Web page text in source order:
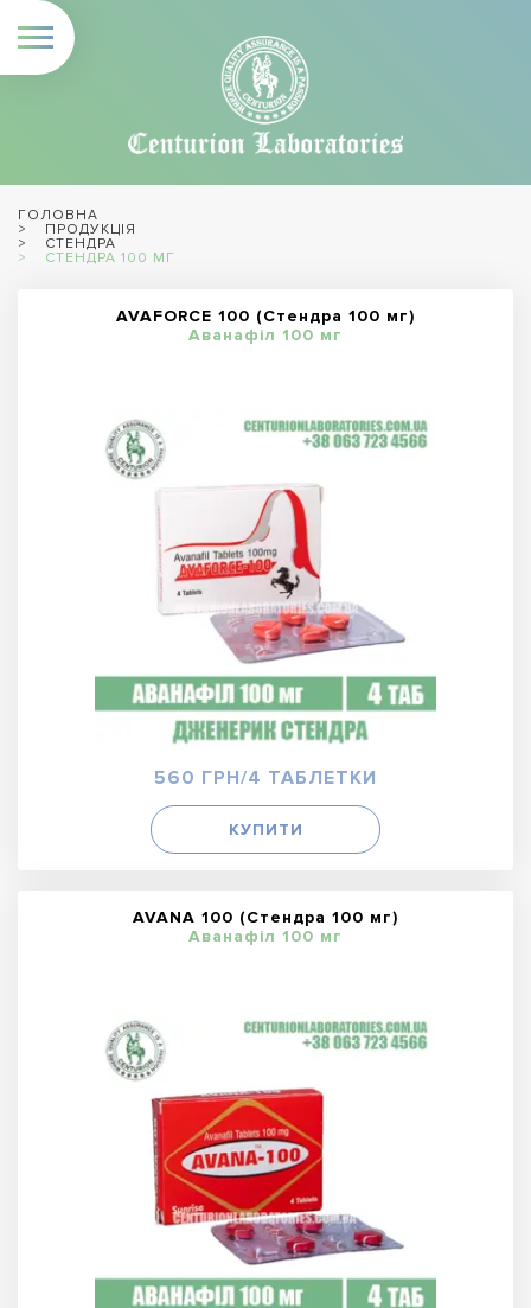
ГОЛОВНА
ПРОДУКЦІЯ
СТЕНДРА
СТЕНДРА 100 МГ
AVAFORCE 100 (Стендра 100 мг)
Аванафіл 100 мг
560 ГРН/4 ТАБЛЕТКИ
КУПИТИ
AVANA 100 (Стендра 100 мг)
Аванафіл 100 мг